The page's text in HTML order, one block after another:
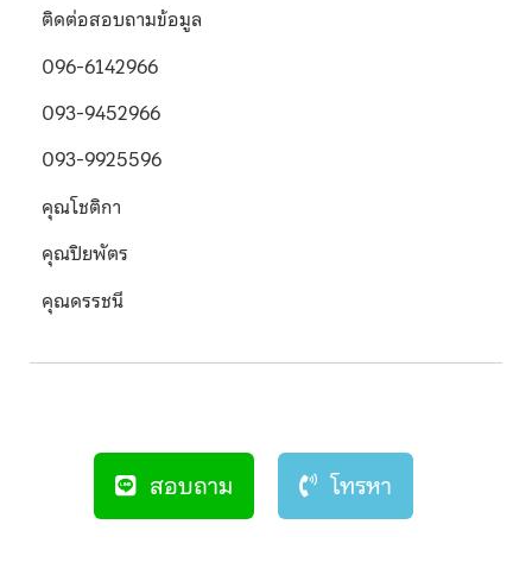
ติดต่อสอบถามข้อมูล
096-6142966
093-9452966
093-9925596
คุณโชติกา
คุณปิยพัตร
คุณดรรชนี
สอบถาม โทรหา